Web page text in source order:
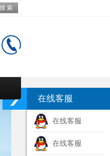
在线客服
在线客服
在线客服